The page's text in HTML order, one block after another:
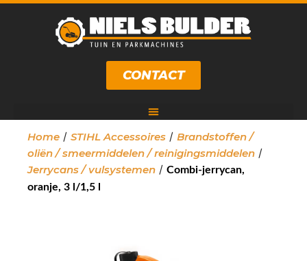
CONTACT
Home / STIHL Accessoires / Brandstoffen /
oliën / smeermiddelen / reinigingsmiddelen /
Jerrycans / vulsystemen / Combi-jerrycan,
oranje, 3 l/1,5 l